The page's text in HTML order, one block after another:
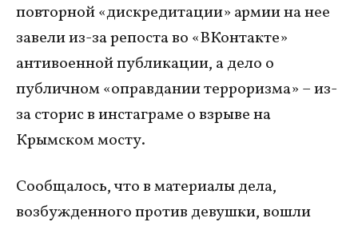
повторной «дискредитации» армии на нее
завели из-за репоста во «ВКонтакте»
антивоенной публикации, а дело о
публичном «оправдании терроризма» – из-
за сторис в инстаграме о взрыве на
Крымском мосту.
Сообщалось, что в материалы дела,
возбужденного против девушки, вошли